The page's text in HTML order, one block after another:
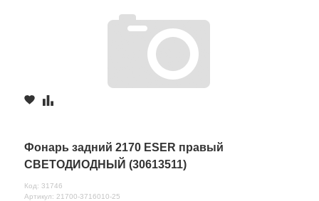
Фонарь задний 2170 ESER правый
СВЕТОДИОДНЫЙ (30613511)
Код: 31746
Артикул: 21700-3716010-25